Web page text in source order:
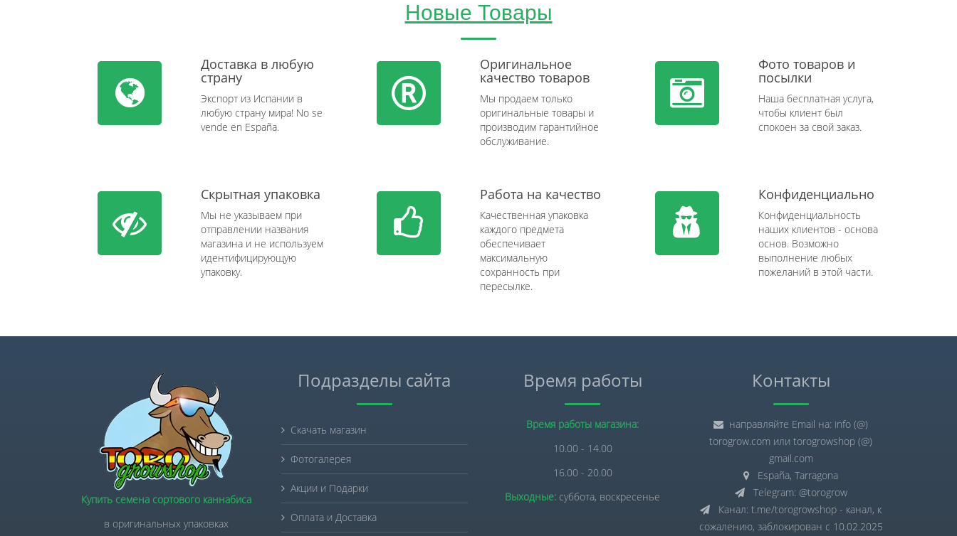
Новые Товары
Доставка в любую
страну
Экспорт из Испании в
любую страну мира! No se
vende en España.
Оригинальное
качество товаров
Мы продаем только
оригинальные товары и
производим гарантийное
обслуживание.
Фото товаров и
посылки
Наша бесплатная услуга,
чтобы клиент был
спокоен за свой заказ.
Скрытная упаковка
Мы не указываем при
отправлении названия
магазина и не используем
идентифицирующую
упаковку.
Работа на качество
Качественная упаковка
каждого предмета
обеспечивает
максимальную
сохранность при
пересылке.
Конфиденциально
Конфиденциальность
наших клиентов - основа
основ. Возможно
выполнение любых
пожеланий в этой части.
Купить семена сортового каннабиса
в оригинальных упаковках
Подразделы сайта
Скачать магазин
Фотогалерея
Акции и Подарки
Оплата и Доставка
Время работы
Время работы магазина:
10.00 - 14.00
16.00 - 20.00
Выходные: суббота, воскресенье
Контакты
направляйте Email на: info (@)
torogrow.com или torogrowshop (@)
gmail.com
España, Tarragona
Telegram: @torogrow
Канал: t.me/torogrowshop - канал, к
сожалению, заблокирован с 10.02.2025